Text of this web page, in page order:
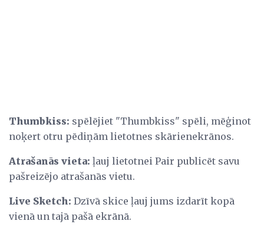
Thumbkiss: spēlējiet "Thumbkiss" spēli, mēģinot
noķert otru pēdiņām lietotnes skārienekrānos.
Atrašanās vieta: ļauj lietotnei Pair publicēt savu
pašreizējo atrašanās vietu.
Live Sketch: Dzīvā skice ļauj jums izdarīt kopā
vienā un tajā pašā ekrānā.